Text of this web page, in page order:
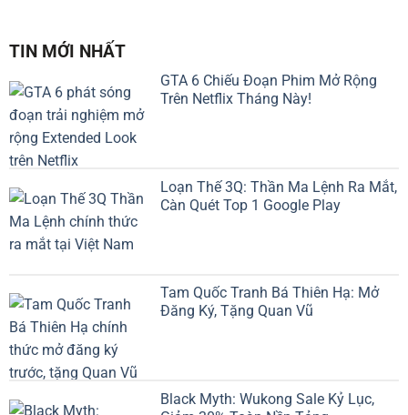
TIN MỚI NHẤT
GTA 6 Chiếu Đoạn Phim Mở Rộng
Trên Netflix Tháng Này!
Loạn Thế 3Q: Thần Ma Lệnh Ra Mắt,
Càn Quét Top 1 Google Play
Tam Quốc Tranh Bá Thiên Hạ: Mở
Đăng Ký, Tặng Quan Vũ
Black Myth: Wukong Sale Kỷ Lục,